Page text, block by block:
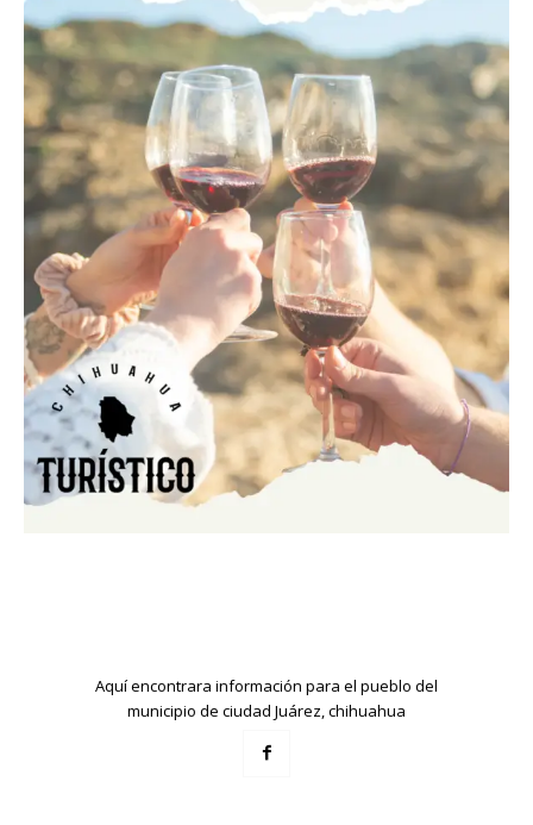
Aquí encontrara información para el pueblo del
municipio de ciudad Juárez, chihuahua